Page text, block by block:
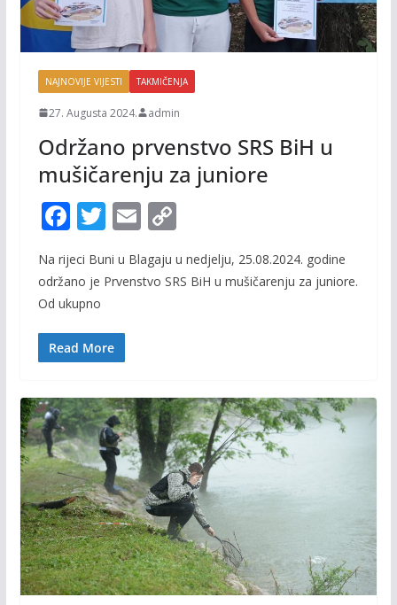
NAJNOVIJE VIJESTI TAKMIČENJA
27. Augusta 2024. admin
Održano prvenstvo SRS BiH u
mušičarenju za juniore
F
ac
e
b
o
o
T
w
itt
E
m
ai
C
p
Na rijeci Buni u Blagaju u nedjelju, 25.08.2024. godine
održano je Prvenstvo SRS BiH u mušičarenju za juniore.
Od ukupno
Read More